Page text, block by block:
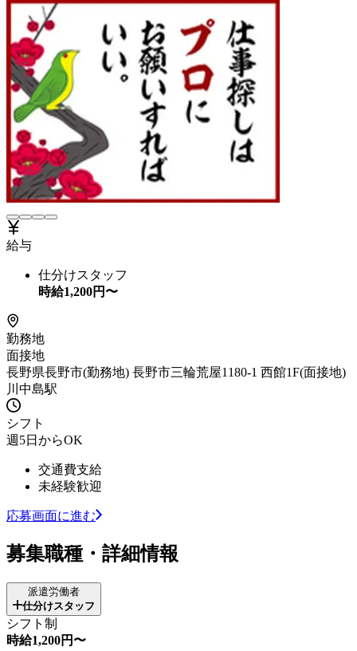
給与
仕分けスタッフ
時給1,200円〜
勤務地
面接地
長野県長野市(勤務地) 長野市三輪荒屋1180-1 西館1F(面接地)
川中島駅
シフト
週5日からOK
交通費支給
未経験歓迎
応募画面に進む
募集職種・詳細情報
派遣労働者
仕分けスタッフ
シフト制
時給1,200円〜